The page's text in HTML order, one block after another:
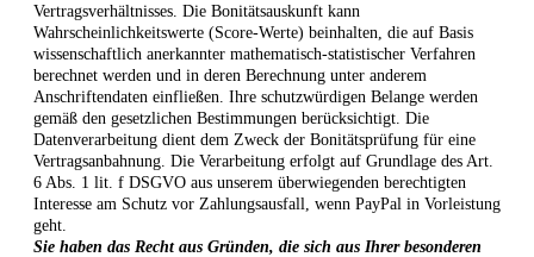
Vertragsverhältnisses. Die Bonitätsauskunft kann
Wahrscheinlichkeitswerte (Score-Werte) beinhalten, die auf Basis
wissenschaftlich anerkannter mathematisch-statistischer Verfahren
berechnet werden und in deren Berechnung unter anderem
Anschriftendaten einfließen. Ihre schutzwürdigen Belange werden
gemäß den gesetzlichen Bestimmungen berücksichtigt. Die
Datenverarbeitung dient dem Zweck der Bonitätsprüfung für eine
Vertragsanbahnung. Die Verarbeitung erfolgt auf Grundlage des Art.
6 Abs. 1 lit. f DSGVO aus unserem überwiegenden berechtigten
Interesse am Schutz vor Zahlungsausfall, wenn PayPal in Vorleistung
geht.
Sie haben das Recht aus Gründen, die sich aus Ihrer besonderen